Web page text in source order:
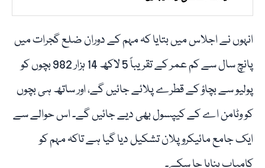
انہوں نے اجلاس میں بتایا کہ مہم کے دوران ضلع گجرات میں
پانچ سال سے کم عمر کے تقریباً 5 لاکھ 14 ہزار 982 بچوں کو
پولیو سے بچاؤ کے قطرے پلائے جائیں گے، اور ساتھ ہی بچوں
کو وٹامن اے کے کیپسول بھی دیے جائیں گے۔ اس حوالے سے
ایک جامع مائیکرو پلان تشکیل دیا گیا ہے تاکہ مہم کو